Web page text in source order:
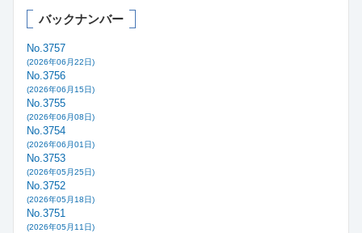
バックナンバー
No.3757
(2026年06月22日)
No.3756
(2026年06月15日)
No.3755
(2026年06月08日)
No.3754
(2026年06月01日)
No.3753
(2026年05月25日)
No.3752
(2026年05月18日)
No.3751
(2026年05月11日)